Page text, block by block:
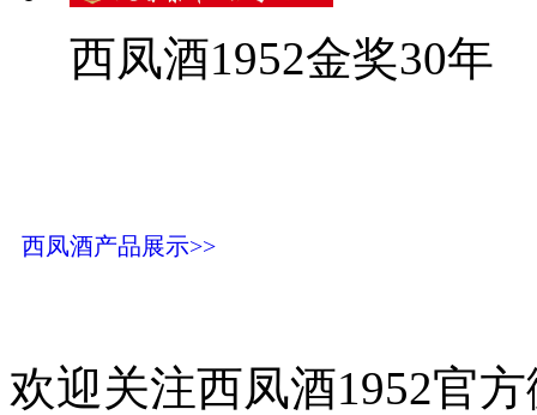
西凤酒1952金奖30年
西凤酒产品展示>>
欢迎关注西凤酒1952官